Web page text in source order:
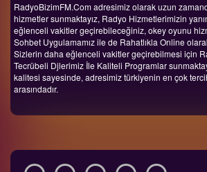
RadyoBizimFM.Com adresimiz olarak uzun
hizmetler sunmaktayız, Radyo Hizmetlerimizin
eğlenceli vakitler geçirebileceğiniz, okey oyunu
Sohbet Uygulamamız ile de Rahatlıkla Online
Sizlerin daha eğlenceli vakitler geçirebilmesi için
Tecrübeli Djlerimiz İle Kaliteli Programlar
kalitesi sayesinde, adresimiz türkiyenin en çok
arasındadır.